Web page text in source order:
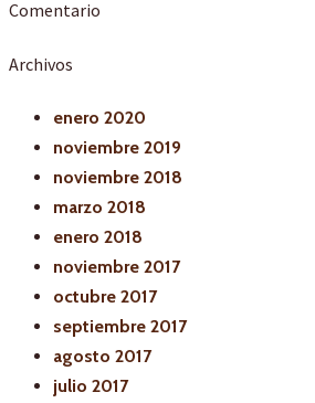
Comentario
Archivos
enero 2020
noviembre 2019
noviembre 2018
marzo 2018
enero 2018
noviembre 2017
octubre 2017
septiembre 2017
agosto 2017
julio 2017